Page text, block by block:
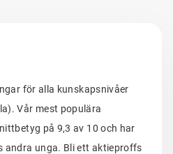
för alla kunskapsnivåer
Vår mest populära
på 9,3 av 10 och har
andra unga. Bli ett aktieproffs